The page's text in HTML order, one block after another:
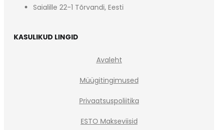
Saialille 22-1 Tõrvandi, Eesti
KASULIKUD LINGID
Avaleht
Müügitingimused
Privaatsuspoliitika
ESTO Makseviisid